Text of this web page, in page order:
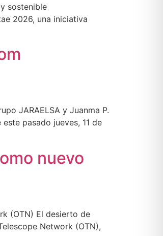
sostenible
2026, una iniciativa
JARAELSA y Juanma P.
pasado jueves, 11 de
nuevo
(OTN) El desierto de
Network (OTN),